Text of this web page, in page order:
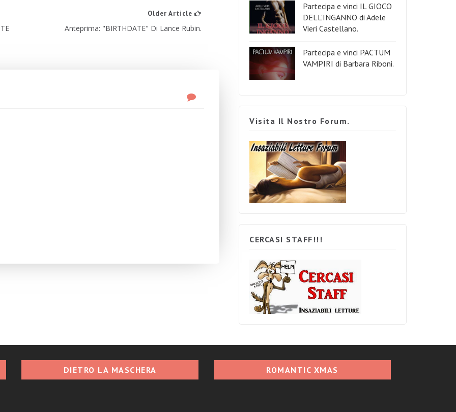
Older Article
Anteprima: "BIRTHDATE" Di Lance Rubin.
Partecipa e vinci IL GIOCO
DELL'INGANNO di Adele
Vieri Castellano.
Partecipa e vinci PACTUM
VAMPIRI di Barbara Riboni.
Visita Il Nostro Forum.
CERCASI STAFF!!!
DIETRO LA MASCHERA ROMANTIC XMAS